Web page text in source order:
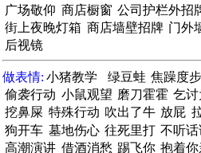
广场敬仰 商店橱窗 公司护栏外招
街上夜晚灯箱 商店墙壁招牌 门外
后视镜
做表情: 小猪教学 绿豆蛙 焦躁度步
偷袭行动 小鼠观望 磨刀霍霍 乞讨
挖鼻屎 特殊行动 吹出了牛 放屁
狗开车 墓地伤心 往死里打 不听
高潮演讲 借酒消愁 踢飞你 抱着